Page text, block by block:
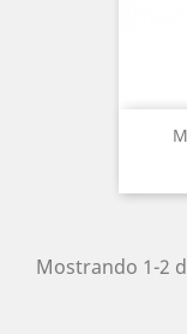
Mostrando 1-2